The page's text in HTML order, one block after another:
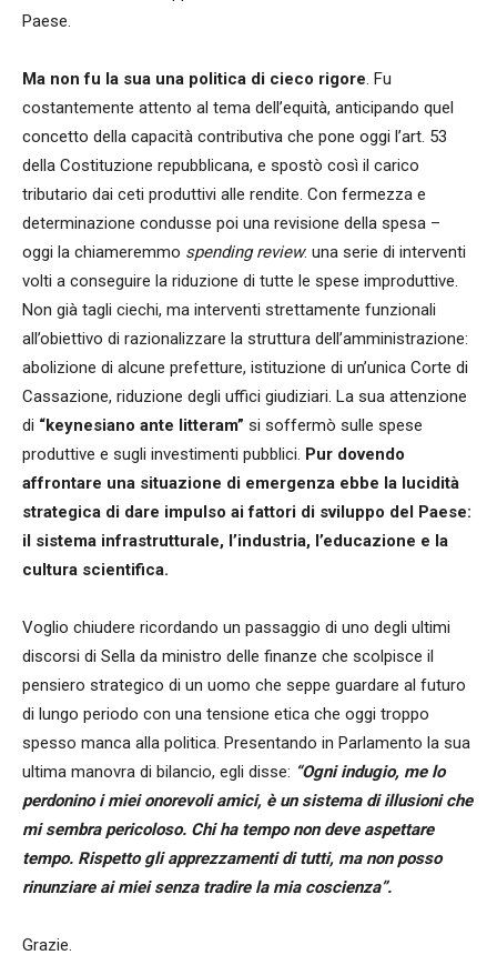
Paese.
Ma non fu la sua una politica di cieco rigore. Fu
costantemente attento al tema dell’equità, anticipando quel
concetto della capacità contributiva che pone oggi l’art. 53
della Costituzione repubblicana, e spostò così il carico
tributario dai ceti produttivi alle rendite. Con fermezza e
determinazione condusse poi una revisione della spesa –
oggi la chiameremmo spending review: una serie di interventi
volti a conseguire la riduzione di tutte le spese improduttive.
Non già tagli ciechi, ma interventi strettamente funzionali
all’obiettivo di razionalizzare la struttura dell’amministrazione:
abolizione di alcune prefetture, istituzione di un’unica Corte di
Cassazione, riduzione degli uffici giudiziari. La sua attenzione
di “keynesiano ante litteram” si soffermò sulle spese
produttive e sugli investimenti pubblici. Pur dovendo
affrontare una situazione di emergenza ebbe la lucidità
strategica di dare impulso ai fattori di sviluppo del Paese:
il sistema infrastrutturale, l’industria, l’educazione e la
cultura scientifica.
Voglio chiudere ricordando un passaggio di uno degli ultimi
discorsi di Sella da ministro delle finanze che scolpisce il
pensiero strategico di un uomo che seppe guardare al futuro
di lungo periodo con una tensione etica che oggi troppo
spesso manca alla politica. Presentando in Parlamento la sua
ultima manovra di bilancio, egli disse: “Ogni indugio, me lo
perdonino i miei onorevoli amici, è un sistema di illusioni che
mi sembra pericoloso. Chi ha tempo non deve aspettare
tempo. Rispetto gli apprezzamenti di tutti, ma non posso
rinunziare ai miei senza tradire la mia coscienza”.
Grazie.